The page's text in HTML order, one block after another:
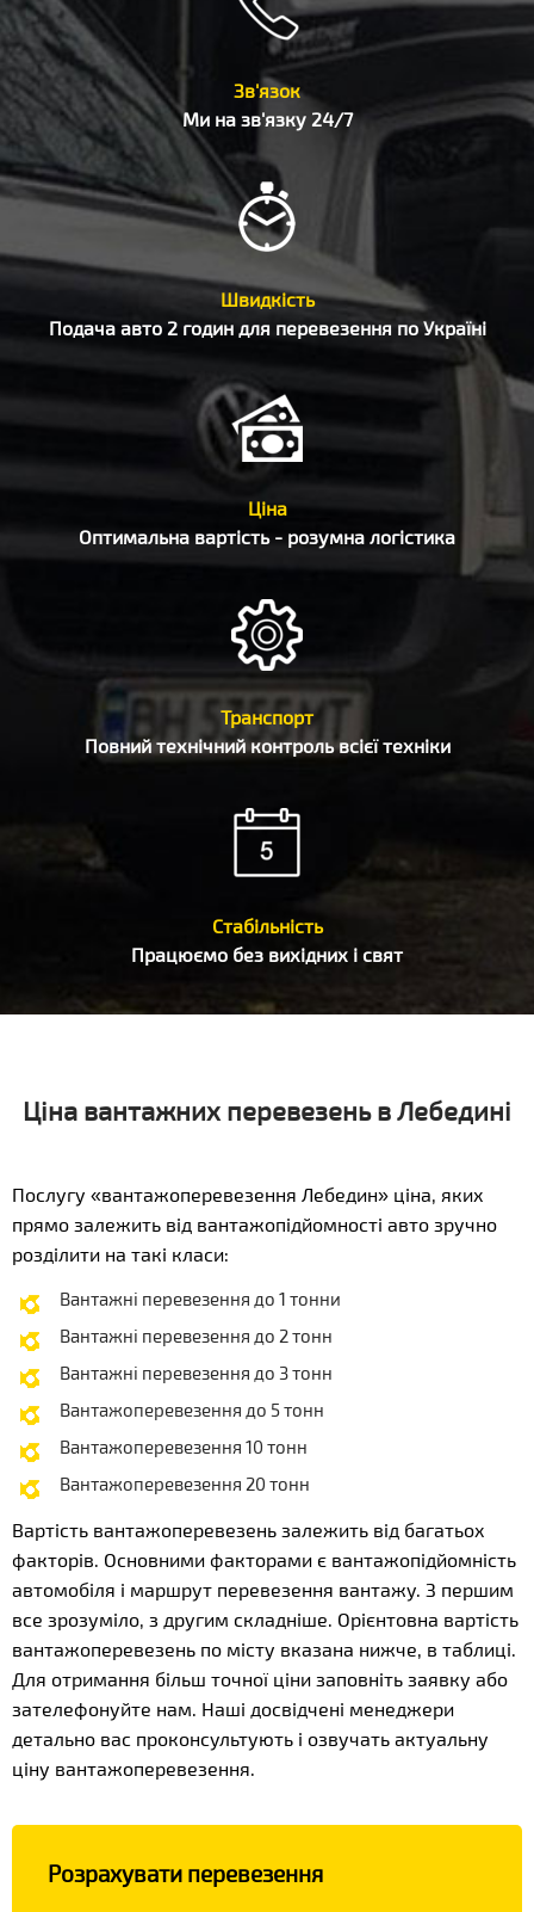
Зв'язок
Ми на зв'язку 24/7
Швидкість
Подача авто 2 годин для перевезення по Україні
Ціна
Оптимальна вартість - розумна логістика
Транспорт
Повний технічний контроль всієї техніки
Стабільність
Працюємо без вихідних і свят
Ціна вантажних перевезень в Лебедині
Послугу «вантажоперевезення Лебедин» ціна, яких
прямо залежить від вантажопідйомності авто зручно
розділити на такі класи:
Вантажні перевезення до 1 тонни
Вантажні перевезення до 2 тонн
Вантажні перевезення до 3 тонн
Вантажоперевезення до 5 тонн
Вантажоперевезення 10 тонн
Вантажоперевезення 20 тонн
Вартість вантажоперевезень залежить від багатьох
факторів. Основними факторами є вантажопідйомність
автомобіля і маршрут перевезення вантажу. З першим
все зрозуміло, з другим складніше. Орієнтовна вартість
вантажоперевезень по місту вказана нижче, в таблиці.
Для отримання більш точної ціни заповніть заявку або
зателефонуйте нам. Наші досвідчені менеджери
детально вас проконсультують і озвучать актуальну
ціну вантажоперевезення.
Розрахувати перевезення